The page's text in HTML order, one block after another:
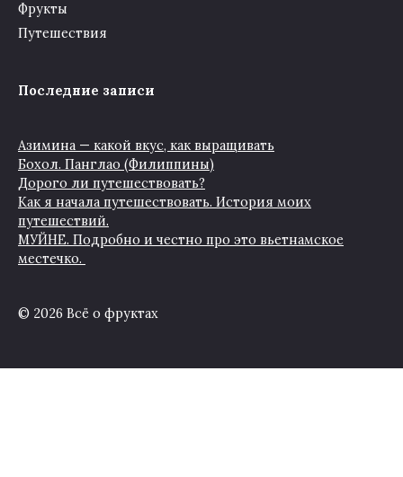
Фрукты
Путешествия
Последние записи
Азимина — какой вкус, как выращивать
Бохол. Панглао (Филиппины)
Дорого ли путешествовать?
Как я начала путешествовать. История моих
путешествий.
МУЙНЕ. Подробно и честно про это вьетнамское
местечко.
© 2026 Всё о фруктах